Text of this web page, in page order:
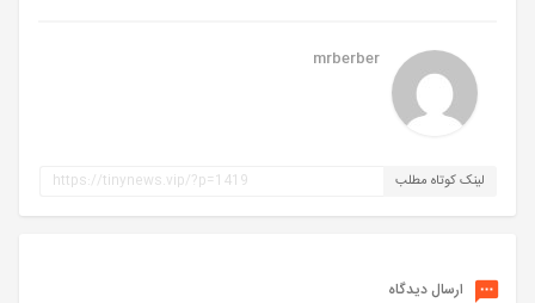
mrberber
لینک کوتاه مطلب
ارسال دیدگاه